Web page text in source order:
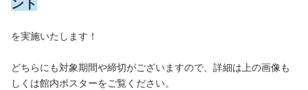
ント
を実施いたします！
どちらにも対象期間や締切がございますので、詳細は上の画像も
しくは館内ポスターをご覧ください。